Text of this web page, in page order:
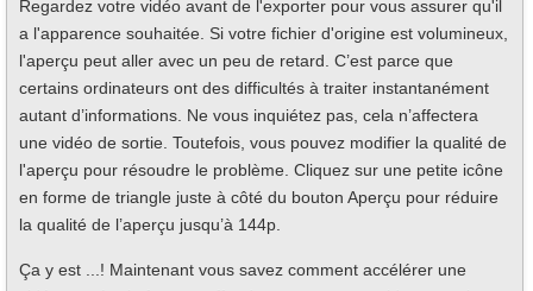
Regardez votre vidéo avant de l'exporter pour vous assurer qu'il
a l'apparence souhaitée. Si votre fichier d'origine est volumineux,
l'aperçu peut aller avec un peu de retard. C’est parce que
certains ordinateurs ont des difficultés à traiter instantanément
autant d’informations. Ne vous inquiétez pas, cela n’affectera
une vidéo de sortie. Toutefois, vous pouvez modifier la qualité de
l'aperçu pour résoudre le problème. Cliquez sur une petite icône
en forme de triangle juste à côté du bouton Aperçu pour réduire
la qualité de l’aperçu jusqu’à 144p.
Ça y est ...! Maintenant vous savez comment accélérer une